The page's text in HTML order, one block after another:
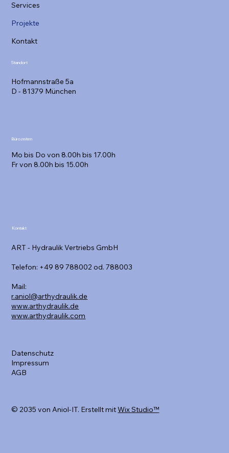
Services
Projekte
Kontakt
Standort
Hofmannstraße 5a
D - 81379 München
Bürozeiten
Mo bis Do von 8.00h bis 17.00h
Fr von 8.00h bis 15.00h
Kontakt
ART - Hydraulik Vertriebs GmbH
Telefon: +49 89 788002 od. 788003
Mail:
r.aniol@arthydraulik.de
www.arthydraulik.de
www.arthydraulik.com
© 2035 von Aniol-IT. Erstellt mitWix Studio™
Datenschutz
Impressum
AGB